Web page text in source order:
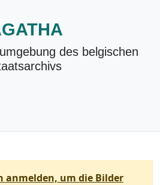
des belgischen
anmelden, um die Bilder